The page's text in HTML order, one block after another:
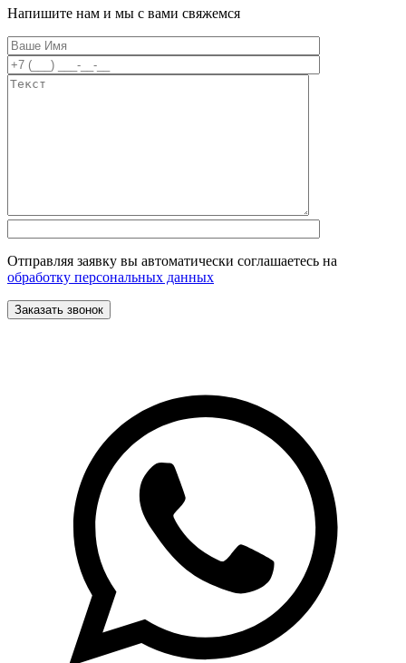
Напишите нам и мы с вами свяжемся
Отправляя заявку вы автоматически соглашаетесь на
обработку персональных данных